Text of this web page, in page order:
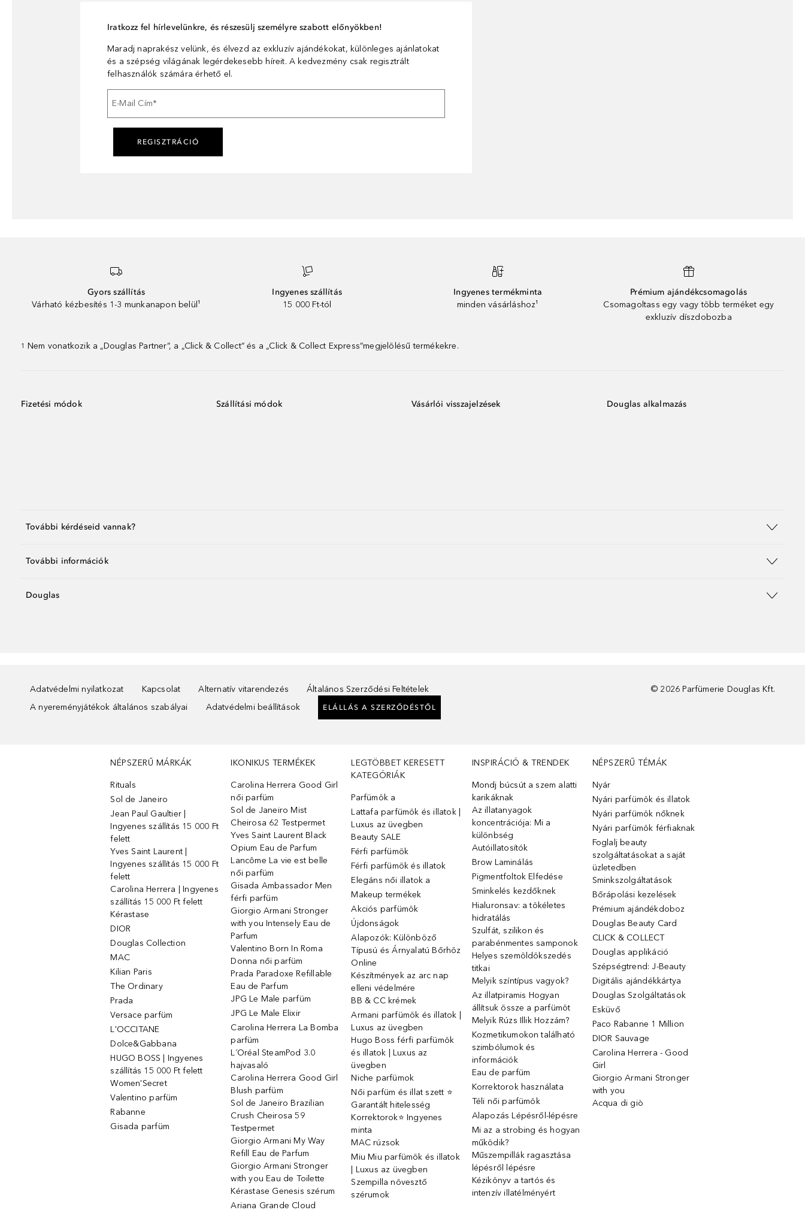
Iratkozz fel hírlevelünkre, és részesülj személyre szabott előnyökben!
Maradj naprakész velünk, és élvezd az exkluzív ajándékokat, különleges ajánlatokat
és a szépség világának legérdekesebb híreit. A kedvezmény csak regisztrált
felhasználók számára érhető el.
E-Mail Cím*
REGISZTRÁCIÓ
Gyors szállítás
Várható kézbesítés 1-3 munkanapon belül¹
Ingyenes szállítás
15 000 Ft-tól
Ingyenes termékminta
minden vásárláshoz¹
Prémium ajándékcsomagolás
Csomagoltass egy vagy több terméket egy
exkluzív díszdobozba
1 Nem vonatkozik a „Douglas Partner”, a „Click & Collect” és a „Click & Collect Express”megjelölésű termékekre.
Fizetési módok Szállítási módok Vásárlói visszajelzések Douglas alkalmazás
További kérdéseid vannak?
További információk
Douglas
Adatvédelmi nyilatkozat Kapcsolat Alternatív vitarendezés
Általános Szerződési Feltételek
A nyereményjátékok általános szabályai
Adatvédelmi beállítások ELÁLLÁS A SZERZŐDÉSTŐL
© 2026 Parfümerie Douglas Kft.
NÉPSZERŰ MÁRKÁK
Rituals
Sol de Janeiro
Jean Paul Gaultier |
Ingyenes szállítás 15 000 Ft
felett
Yves Saint Laurent |
Ingyenes szállítás 15 000 Ft
felett
Carolina Herrera | Ingyenes
szállítás 15 000 Ft felett
Kérastase
DIOR
Douglas Collection
MAC
Kilian Paris
The Ordinary
Prada
Versace parfüm
L'OCCITANE
Dolce&Gabbana
HUGO BOSS | Ingyenes
szállítás 15 000 Ft felett
Women'Secret
Valentino parfüm
Rabanne
Gisada parfüm
IKONIKUS TERMÉKEK
Carolina Herrera Good Girl
női parfüm
Sol de Janeiro Mist
Cheirosa 62 Testpermet
Yves Saint Laurent Black
Opium Eau de Parfum
Lancôme La vie est belle
női parfüm
Gisada Ambassador Men
férfi parfüm
Giorgio Armani Stronger
with you Intensely Eau de
Parfum
Valentino Born In Roma
Donna női parfüm
Prada Paradoxe Refillable
Eau de Parfum
JPG Le Male parfüm
JPG Le Male Elixir
Carolina Herrera La Bomba
parfüm
L´Oréal SteamPod 3.0
hajvasaló
Carolina Herrera Good Girl
Blush parfüm
Sol de Janeiro Brazilian
Crush Cheirosa 59
Testpermet
Giorgio Armani My Way
Refill Eau de Parfum
Giorgio Armani Stronger
with you Eau de Toilette
Kérastase Genesis szérum
Ariana Grande Cloud
LEGTÖBBET KERESETT
KATEGÓRIÁK
Parfümök ️a
Lattafa parfümök és illatok |
Luxus az üvegben
Beauty SALE
Férfi parfümök
Férfi parfümök és illatok
Elegáns női illatok ️a
Makeup termékek
Akciós parfümök
Újdonságok
Alapozók: Különböző
Típusú és Árnyalatú Bőrhöz
Online
Készítmények az arc nap
elleni védelmére
BB & CC krémek
Armani parfümök és illatok |
Luxus az üvegben
Hugo Boss férfi parfümök
és illatok | Luxus az
üvegben
Niche parfümok
Női parfüm és illat szett ⭐
Garantált hitelesség
Korrektorok⭐ Ingyenes
minta
MAC rúzsok
Miu Miu parfümök és illatok
| Luxus az üvegben
Szempilla növesztő
szérumok
INSPIRÁCIÓ & TRENDEK
Mondj búcsút a szem alatti
karikáknak
Az illatanyagok
koncentrációja: Mi a
különbség
Autóillatosítók
Brow Laminálás
Pigmentfoltok Elfedése
Sminkelés kezdőknek
Hialuronsav: a tökéletes
hidratálás
Szulfát, szilikon és
parabénmentes samponok
Helyes szemöldökszedés
titkai
Melyik színtípus vagyok?
Az illatpiramis Hogyan
állítsuk össze a parfümöt
Melyik Rúzs Illik Hozzám?
Kozmetikumokon található
szimbólumok és
információk
Eau de parfüm
Korrektorok használata
Téli női parfümök
Alapozás Lépésről-lépésre
Mi az a strobing és hogyan
működik?
Műszempillák ragasztása
lépésről lépésre
Kézikönyv a tartós és
intenzív illatélményért
NÉPSZERŰ TÉMÁK
Nyár
Nyári parfümök és illatok
Nyári parfümök nőknek
Nyári parfümök férfiaknak
Foglalj beauty
szolgáltatásokat a saját
üzletedben
Sminkszolgáltatások
Bőrápolási kezelések
Prémium ajándékdoboz
Douglas Beauty Card
CLICK & COLLECT
Douglas applikáció
Szépségtrend: J-Beauty
Digitális ajándékkártya
Douglas Szolgáltatások
Esküvő
Paco Rabanne 1 Million
DIOR Sauvage
Carolina Herrera - Good
Girl
Giorgio Armani Stronger
with you
Acqua di giò